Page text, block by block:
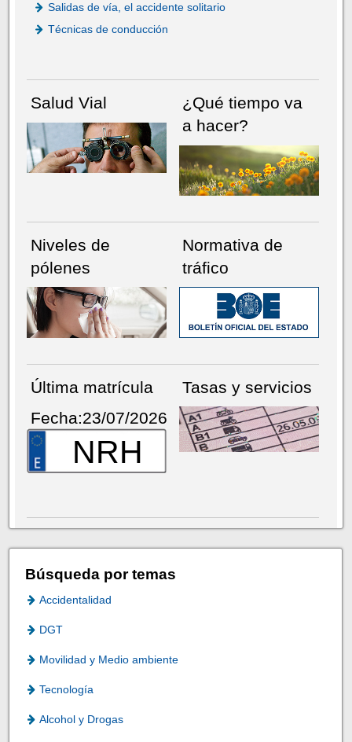
Salidas de vía, el accidente solitario
Técnicas de conducción
Salud Vial
¿Qué tiempo va
a hacer?
Niveles de
pólenes
Normativa de
tráfico
Última matrícula
Fecha:23/07/2026
NRH
Tasas y servicios
Búsqueda por temas
Accidentalidad
DGT
Movilidad y Medio ambiente
Tecnología
Alcohol y Drogas